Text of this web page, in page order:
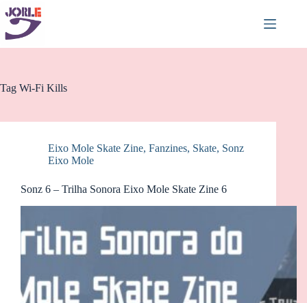
Pular
para
conteúdo
Tag Wi-Fi Kills
Eixo Mole Skate Zine, Fanzines, Skate, Sonz
Eixo Mole
Sonz 6 – Trilha Sonora Eixo Mole Skate Zine 6